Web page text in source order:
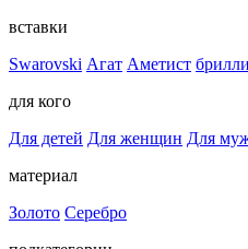
вставки
Swarovski Агат Аметист
для кого
Для детей Для женщин Для
материал
Золото Серебро